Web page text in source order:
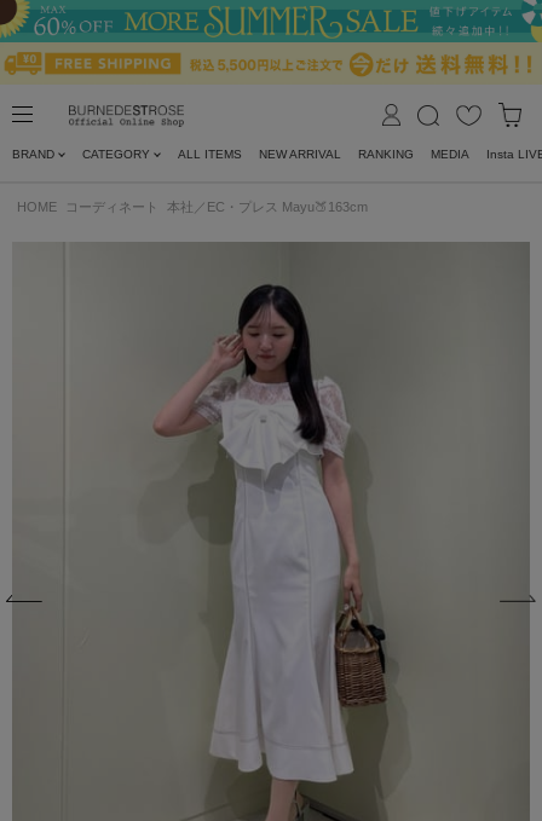
BRAND CATEGORY ALL ITEMS NEW ARRIVAL RANKING MEDIA Insta
HOME コーディネート 本社／EC・プレス Mayu🍑163cm